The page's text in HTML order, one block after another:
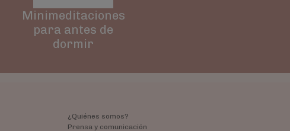
Minimeditaciones
para antes de
dormir
¿Quiénes somos?
Prensa y comunicación